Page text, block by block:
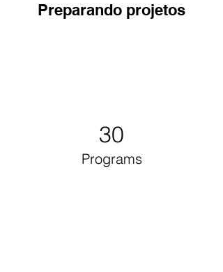
Preparando projetos
30
Programs